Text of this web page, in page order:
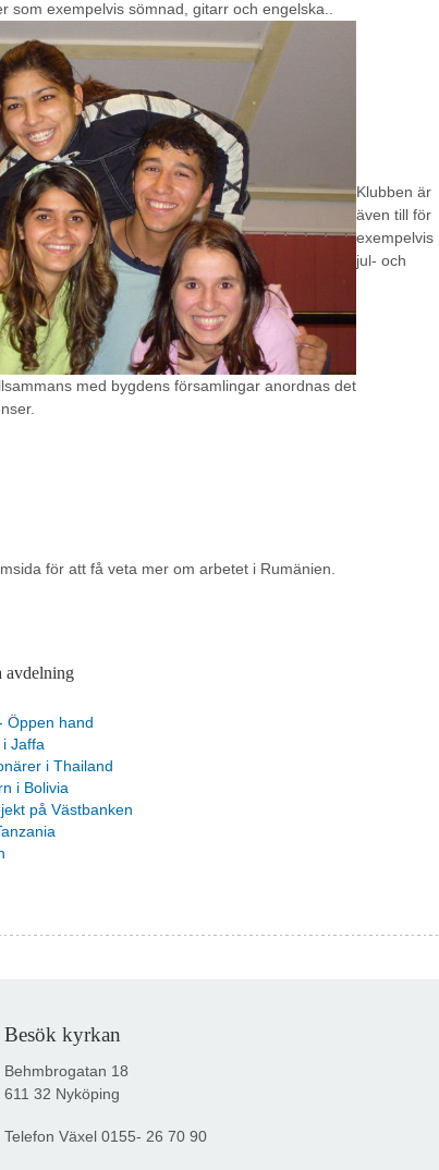
som exempelvis sömnad, gitarr och engelska..
Klubben är
även till för
exempelvis
jul- och
med bygdens församlingar anordnas det
för att få veta mer om arbetet i Rumänien.
avdelning
Öppen hand
Jaffa
i Thailand
i Bolivia
på Västbanken
Besök kyrkan
Behmbrogatan 18
611 32 Nyköping
Telefon Växel 0155- 26 70 90